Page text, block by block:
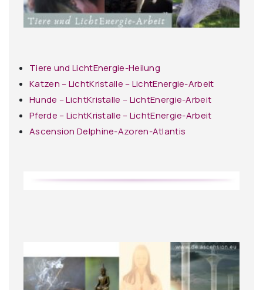
Tiere und LichtEnergie-Heilung
Katzen – LichtKristalle – LichtEnergie-Arbeit
Hunde – LichtKristalle – LichtEnergie-Arbeit
Pferde – LichtKristalle – LichtEnergie-Arbeit
Ascension Delphine-Azoren-Atlantis